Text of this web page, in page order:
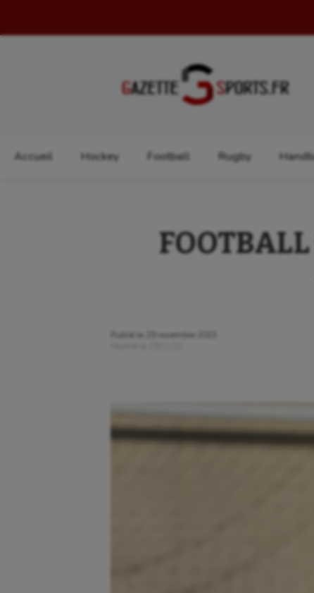
Accueil Hockey Football Rugby
Publié le
29 novembre 2023